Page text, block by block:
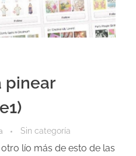
pinear
Sin categoría
lío más de esto de las